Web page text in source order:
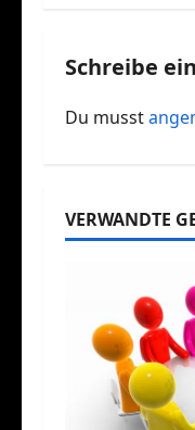
t
a
s
Schreibe
Du musst
VERWANDTE